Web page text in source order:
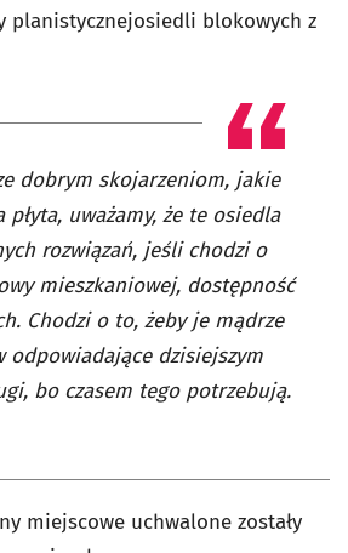
planistycznejosiedli blokowych z
dobrym skojarzeniom, jakie
uważamy, że te osiedla
rozwiązań, jeśli chodzi o
mieszkaniowej, dostępność
Chodzi o to, żeby je mądrze
odpowiadające dzisiejszym
bo czasem tego potrzebują.
miejscowe uchwalone zostały